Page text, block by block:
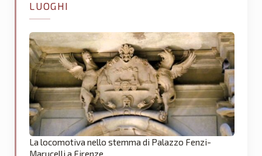
LUOGHI
La locomotiva nello stemma di Palazzo Fenzi-
Marucelli a Firenze